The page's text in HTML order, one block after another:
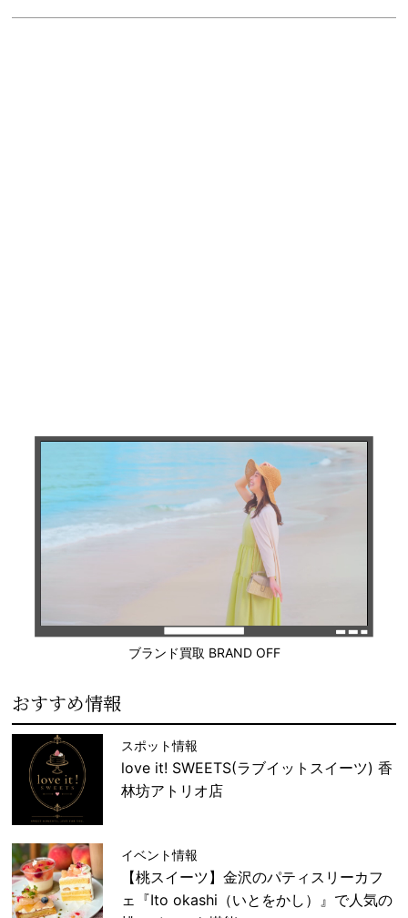
ブランド買取 BRAND OFF
おすすめ情報
スポット情報
love it! SWEETS(ラブイットスイーツ) 香
林坊アトリオ店
イベント情報
【桃スイーツ】金沢のパティスリーカフ
ェ『Ito okashi（いとをかし）』で人気の